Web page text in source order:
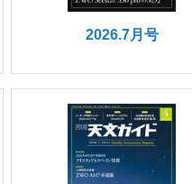
2026.7月号